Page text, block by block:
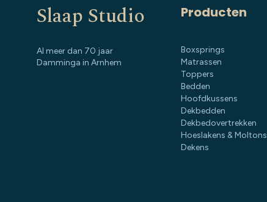
Slaap Studio
Al meer dan 70 jaar
Damminga in Arnhem
Producten
Boxsprings
Matrassen
Toppers
Bedden
Hoofdkussens
Dekbedden
Dekbedovertrekken
Hoeslakens & Moltons
Dekens